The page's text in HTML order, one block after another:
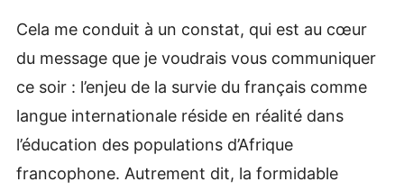
Cela me conduit à un constat, qui est au cœur
du message que je voudrais vous communiquer
ce soir : l’enjeu de la survie du français comme
langue internationale réside en réalité dans
l’éducation des populations d’Afrique
francophone. Autrement dit, la formidable